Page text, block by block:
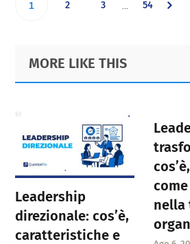
Go
page
1 Go
page
2 Go
page
3
pages
… Go
54
Primary
Sidebar
Footer
MORE LIKE THIS
Leadership
direzionale: cos’è,
caratteristiche e
nella